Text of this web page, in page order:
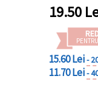
19.50
15.60 Lei-
11.70 Lei-